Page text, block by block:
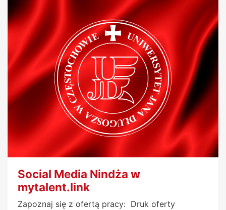
Social Media Nindża w
mytalent.link
Zapoznaj się z ofertą pracy: Druk oferty